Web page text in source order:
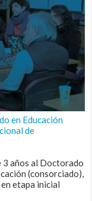
en Educación
de
3 años al Doctorado
(consorciado),
etapa inicial